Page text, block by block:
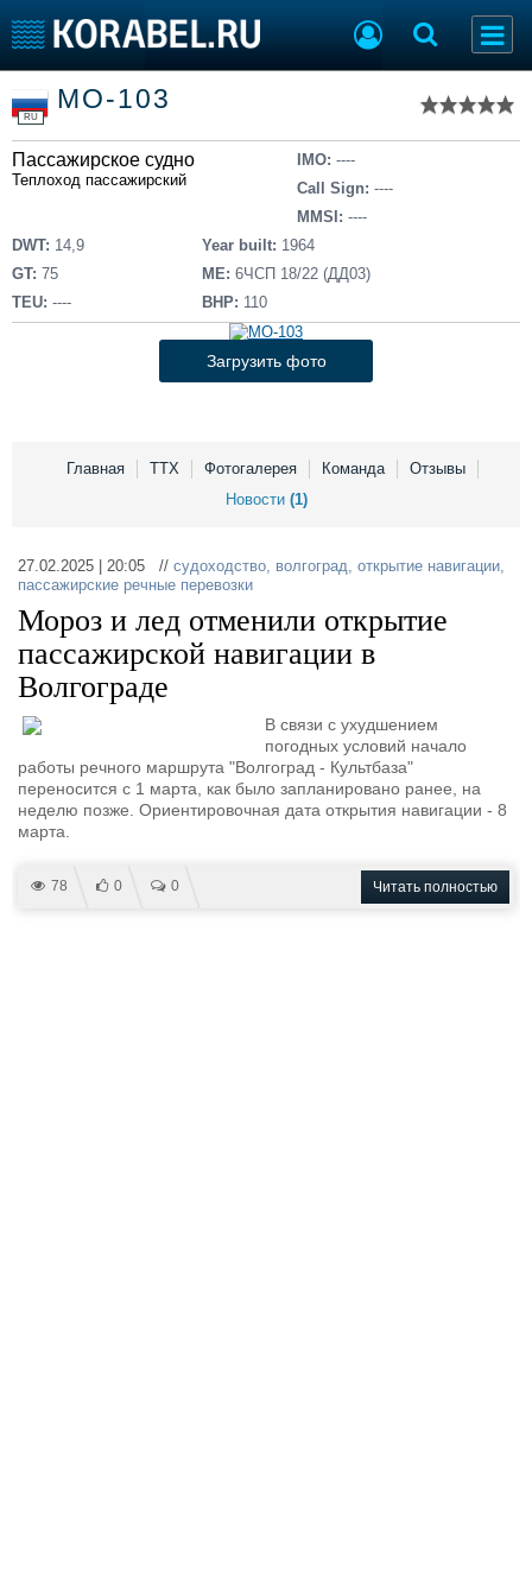
Тип судна
Добавить судно
Добавить проект
Последние 100
Пульс
Новости
Компании
Репутация
Торговая площадка
Доска объявлений
Продажа флота
Оборудование
Изделия
Материалы
Услуги
Личности
Словарь
Флот
Форум
Все службы
RU
МО-103
Пассажирское судно
Теплоход пассажирский
IMO: ----
Call Sign: ----
MMSI: ----
DWT: 14,9
GT: 75
TEU: ----
Year built: 1964
ME: 6ЧСП 18/22 (ДД03)
BHP: 110
Загрузить фото
Главная ТТХ Фотогалерея Команда
Отзывы
Новости (1)
27.02.2025 | 20:05 // судоходство, волгоград, открытие навигации,
пассажирские речные перевозки
Мороз и лед отменили открытие
пассажирской навигации в
Волгограде
В связи с ухудшением
погодных условий начало
работы речного маршрута "Волгоград - Культбаза"
переносится с 1 марта, как было запланировано ранее, на
неделю позже. Ориентировочная дата открытия навигации - 8
марта.
78 0 0 Читать полностью